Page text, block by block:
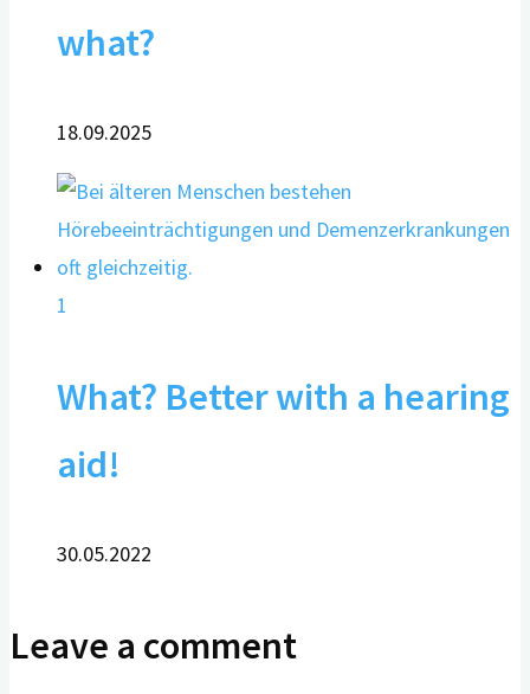
what?
18.09.2025
1
What? Better with a hearing
aid!
30.05.2022
Leave a comment